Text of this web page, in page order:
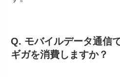
Q. モバイルデータ通信
ギガを消費しますか？